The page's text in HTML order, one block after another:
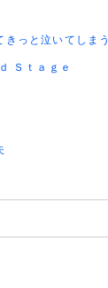
っと泣いてしまう
Ｓｔａｇｅ